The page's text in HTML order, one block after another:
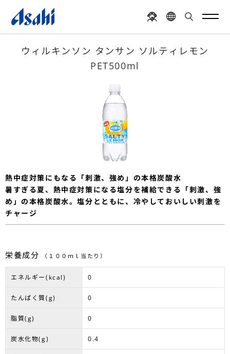
ウィルキンソン タンサン ソルティレモン
PET500ml
熱中症対策にもなる「刺激、強め」の本格炭酸水
暑すぎる夏、熱中症対策になる塩分を補給できる「刺激、強
め」の本格炭酸水。塩分とともに、冷やしておいしい刺激を
チャージ
栄養成分 （１００ｍｌ当たり）
エネルギー(kcal) 0
たんぱく質(g) 0
脂質(g) 0
炭水化物(g) 0.4